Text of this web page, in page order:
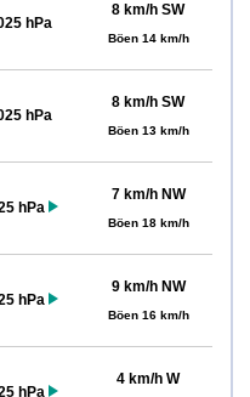
hPa
8 km/h SW
Böen 14 km/h
hPa
8 km/h SW
Böen 13 km/h
hPa
7 km/h NW
Böen 18 km/h
hPa
9 km/h NW
Böen 16 km/h
hPa
4 km/h W